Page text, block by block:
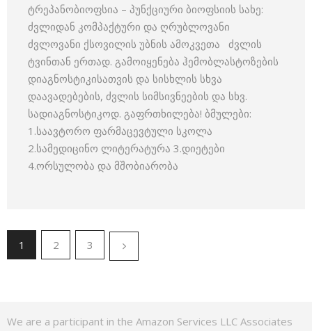
ტრეპანობიოფსია – პუნქციური ბიოფსიის სახე:
ძვლიდან კომპაქტური და ღრუბლოვანი
ძვლოვანი ქსოვილის უბნის ამოკვეთა ძვლის
ტვინთან ერთად. გამოიყენება ჰემობლასტოზების
დიაგნოსტიკისათვის და სისხლის სხვა
დაავადებების, ძვლის სიმსივნეების და სხვ.
სადიაგნოსტიკოდ. გაფრთხილება! ბმულები:
1.საავტორო ფარმაცევტული სკოლა
2.სამედიცინო ლიტერატურა 3.დიეტები
4.ორსულობა და მშობიარობა
1 2 3
We are a participant in the Amazon Services LLC Associates